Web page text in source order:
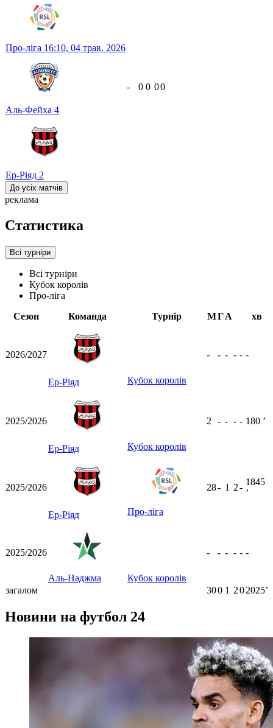
Про-ліга 16:10, 04 трав. 2026
Аль-Фейха 4
Ер-Ріяд 2
- 0 0 00
До усіх матчів
реклама
Статистика
Всі турніри
Всі турніри
Кубок королів
Про-ліга
Сезон
Команда Турнір МГА хв
2026/2027
Ер-Ріяд Кубок королів
- - - - - -
2025/2026
Ер-Ріяд Кубок королів
2 - - - - 180 ʼ
2025/2026
Ер-Ріяд Про-ліга
28- 1 2-
1845
ʼ
2025/2026
Аль-Наджма Кубок королів
- - - - - -
загалом 300 1 202025ʼ
Новини на футбол 24